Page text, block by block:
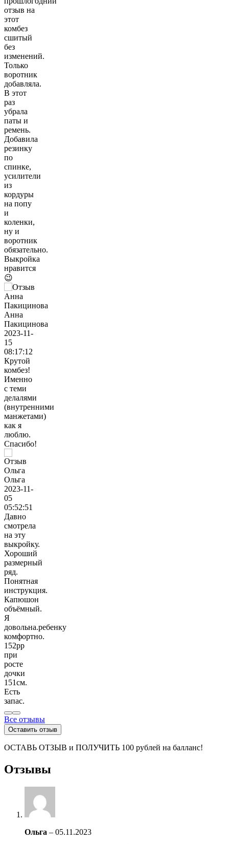
отзыв на
этот
комбез
сшитый
без
изменений.
Только
воротник
добавляла.
В этот
раз
убрала
паты и
ремень.
Добавила
резинку
по
спинке,
усилители
из
кордуры
на попу
и
коленки,
ну и
воротник
обязательно.
Выкройка
нравится
😉
Анна
Пакицинова
2023-11-
15
08:17:12
Крутой
комбез!
Именно
с теми
делалями
(внутренними
манжетами)
как я
люблю.
Спасибо!
Ольга
2023-11-
05
05:52:51
Давно
смотрела
на эту
выкройку.
Хороший
размерный
ряд.
Понятная
инструкция.
Капюшон
объёмный.
Я
довольна.ребенку
комфортно.
152рр
при
росте
дочки
151см.
Есть
запас.
Все отзывы
Оставить отзыв
ОСТАВЬ ОТЗЫВ и ПОЛУЧИТЬ 100 рублей на балланс!
Отзывы
Ольга – 05.11.2023